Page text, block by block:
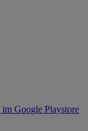
Google Playstore